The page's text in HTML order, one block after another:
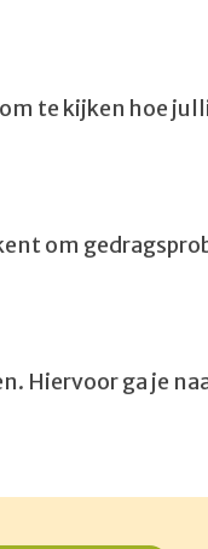
te kijken hoe
om
Hiervoor ga je